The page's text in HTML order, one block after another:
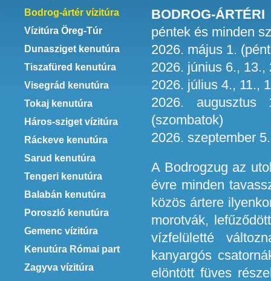
Bodrog-ártér vízitúra
Vízitúra Öreg-Túr
Dunasziget kenutúra
Tiszafüred kenutúra
Visegrád kenutúra
Tokaj kenutúra
Háros-sziget vízitúra
Ráckeve kenutúra
Sarud kenutúra
Tengeri kenutúra
Balabán kenutúra
Poroszló kenutúra
Gemenc vízitúra
Kenutúra Római part
Zagyva vízitúra
BODROG-
péntek és minden
2026. május 1.
2026. június 6.,
2026. július 4., 11.,
2026.
(szombatok)
2026. szeptember
A Bodrogzug az
évre minden
közös ártere
morotvák,
vízfelületté
kanyargós
elöntött füves